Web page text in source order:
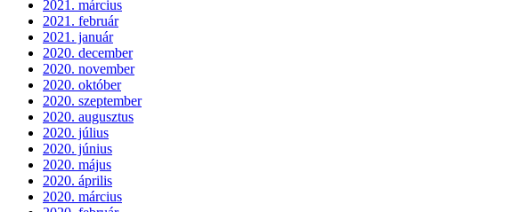
2021. március
2021. február
2021. január
2020. december
2020. november
2020. október
2020. szeptember
2020. augusztus
2020. július
2020. június
2020. május
2020. április
2020. március